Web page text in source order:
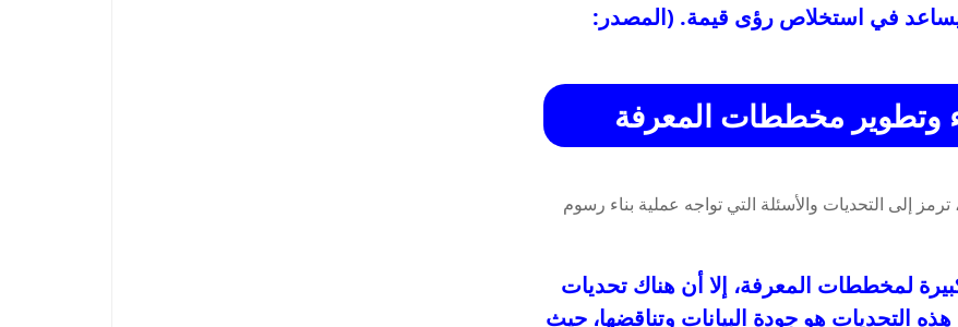
في استخلاص رؤى قيمة. (المصدر:
وتطوير مخططات المعرفة
لمخططات المعرفة، إلا أن هناك تحديات
هذه التحديات هو جودة البيانات وتناقضها، حيث